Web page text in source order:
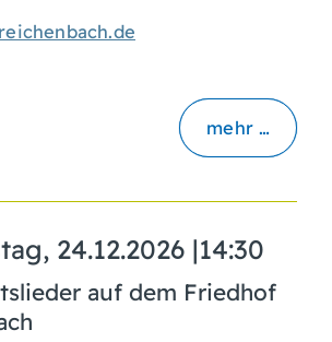
mehr …
24.12.2026 |14:30
auf dem Friedhof